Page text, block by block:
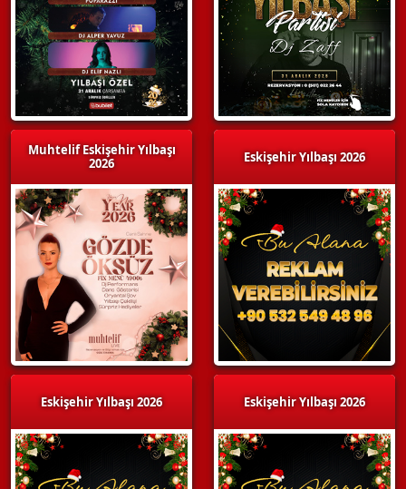
Muhtelif Eskişehir Yılbaşı
2026
Eskişehir Yılbaşı 2026
Eskişehir Yılbaşı 2026
Eskişehir Yılbaşı 2026